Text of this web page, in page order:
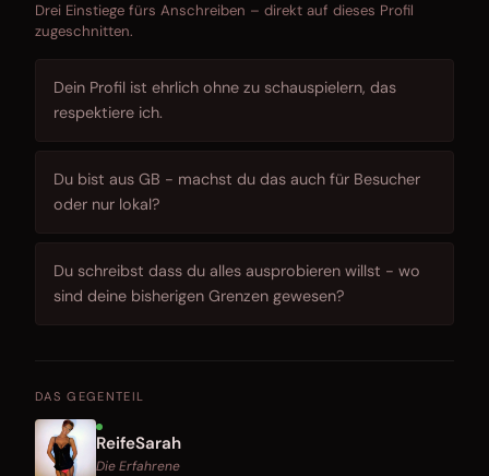
Drei Einstiege fürs Anschreiben – direkt auf dieses Profil
zugeschnitten.
Dein Profil ist ehrlich ohne zu schauspielern, das
respektiere ich.
Du bist aus GB - machst du das auch für Besucher
oder nur lokal?
Du schreibst dass du alles ausprobieren willst - wo
sind deine bisherigen Grenzen gewesen?
DAS GEGENTEIL
ReifeSarah
Die Erfahrene